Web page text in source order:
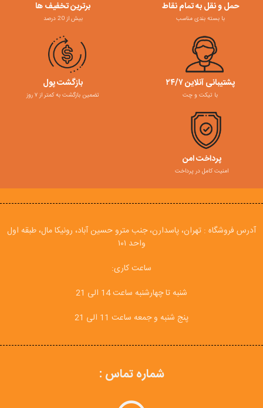
حمل و نقل به تمام نقاط
با بسته بندی مناسب
برترین تخفیف ها
بیش از 20 درصد
پشتیبانی آنلاین ۲۴/۷
با تیکت و چت
بازگشت پول
تضمین بازگشت به کمتر از ۷ روز
پرداخت امن
امنیت کامل در پرداخت
آدرس فروشگاه : تهران، پاسدارن، جنب مترو حسین آباد، رونیکا مال، طبقه اول
واحد ۱۰۱
ساعت کاری:
شنبه تا چهارشنبه ساعت 14 الی 21
پنج شنبه و جمعه ساعت 11 الی 21
شماره تماس :